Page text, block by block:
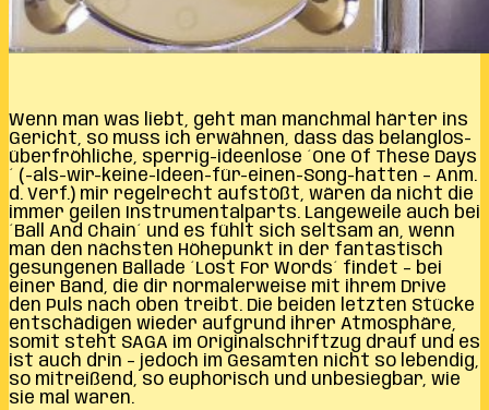
Wenn man was liebt, geht man manchmal härter ins
Gericht, so muss ich erwähnen, dass das belanglos-
überfröhliche, sperrig-ideenlose ´One Of These Days
´ (-als-wir-keine-Ideen-für-einen-Song-hatten – Anm.
d. Verf.) mir regelrecht aufstößt, wären da nicht die
immer geilen Instrumentalparts. Langeweile auch bei
´Ball And Chain´ und es fühlt sich seltsam an, wenn
man den nächsten Höhepunkt in der fantastisch
gesungenen Ballade ´Lost For Words´ findet – bei
einer Band, die dir normalerweise mit ihrem Drive
den Puls nach oben treibt. Die beiden letzten Stücke
entschädigen wieder aufgrund ihrer Atmosphäre,
somit steht SAGA im Originalschriftzug drauf und es
ist auch drin – jedoch im Gesamten nicht so lebendig,
so mitreißend, so euphorisch und unbesiegbar, wie
sie mal waren.